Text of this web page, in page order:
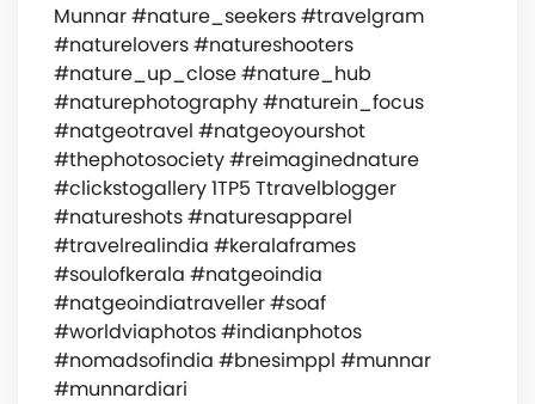
Munnar #nature_seekers #travelgram
#naturelovers #natureshooters
#nature_up_close #nature_hub
#naturephotography #naturein_focus
#natgeotravel #natgeoyourshot
#thephotosociety #reimaginednature
#clickstogallery 1TP5 Ttravelblogger
#natureshots #naturesapparel
#travelrealindia #keralaframes
#soulofkerala #natgeoindia
#natgeoindiatraveller #soaf
#worldviaphotos #indianphotos
#nomadsofindia #bnesimppl #munnar
#munnardiari